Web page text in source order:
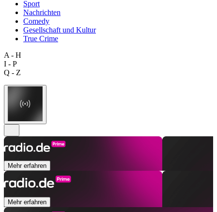
Sport
Nachrichten
Comedy
Gesellschaft und Kultur
True Crime
A - H
I - P
Q - Z
Mehr erfahren
Mehr erfahren